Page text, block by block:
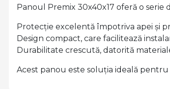
Panoul Premix 30x40x17 oferă o serie
Protecție excelentă împotriva apei și
Design compact, care facilitează
Durabilitate crescută, datorită
Acest panou este soluția ideală